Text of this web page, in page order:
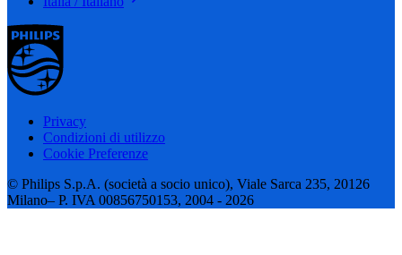
Privacy
Condizioni di utilizzo
Cookie Preferenze
© Philips S.p.A. (società a socio unico), Viale Sarca 235, 20126
Milano– P. IVA 00856750153, 2004 - 2026